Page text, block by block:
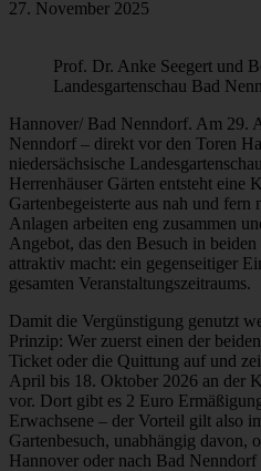
27. November 2025
Prof. Dr. Anke Seegert und
Landesgartenschau Bad
Hannover/ Bad Nenndorf. Am 29.
Nenndorf – direkt vor den Toren
niedersächsische
Herrenhäuser Gärten entsteht eine
Gartenbegeisterte aus nah und
Anlagen arbeiten eng zusammen
Angebot, das den Besuch in
attraktiv macht: ein gegenseitiger
gesamten Veranstaltungszeitraums.
Damit die Vergünstigung genutzt
Prinzip: Wer zuerst einen der
Ticket oder die Quittung auf und
April bis 18. Oktober 2026 an der
vor. Dort gibt es 2 Euro
Erwachsene – der Vorteil gilt also
Gartenbesuch, unabhängig davon,
Hannover oder nach Bad Nenndorf